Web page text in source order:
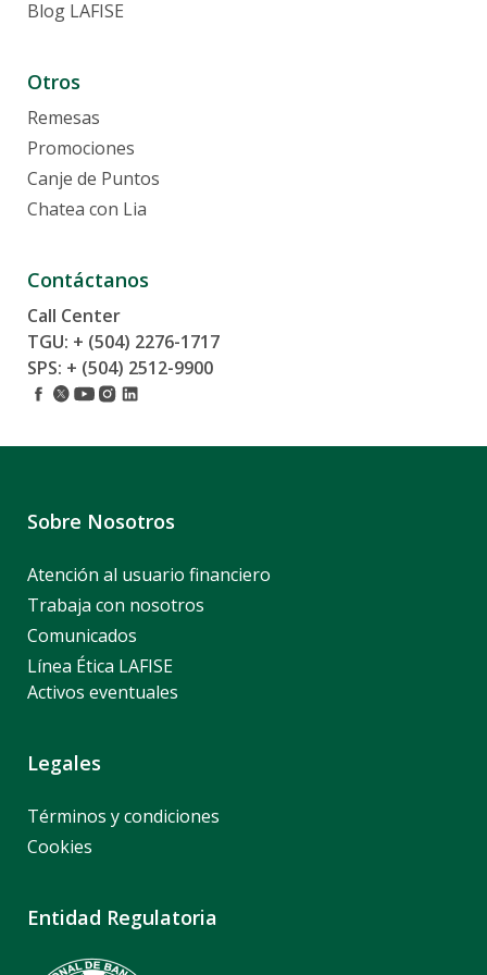
Generación Link remesa LAFISE
Banca Privada
Tarjetas
Beneficios
Tarjetas de Crédito
Tarjetas de Débito
Servicios
Contratos y Reglamentos
Canje de Puntos
Solicita Tarjeta Crédito Adicional
Blog LAFISE
Otros
Remesas
Promociones
Canje de Puntos
Chatea con Lia
Contáctanos
Call Center
TGU: + (504) 2276-1717
SPS: + (504) 2512-9900
Sobre Nosotros
Atención al usuario financiero
Trabaja con nosotros
Comunicados
Línea Ética LAFISE
Activos eventuales
Legales
Términos y condiciones
Cookies
Entidad Regulatoria